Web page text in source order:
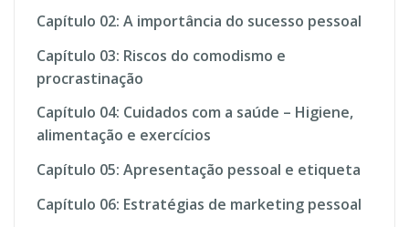
Capítulo 02: A importância do sucesso pessoal
Capítulo 03: Riscos do comodismo e
procrastinação
Capítulo 04: Cuidados com a saúde – Higiene,
alimentação e exercícios
Capítulo 05: Apresentação pessoal e etiqueta
Capítulo 06: Estratégias de marketing pessoal